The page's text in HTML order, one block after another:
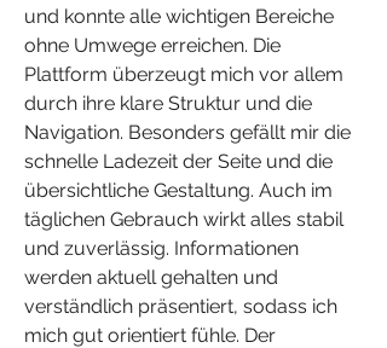
und konnte alle wichtigen Bereiche
ohne Umwege erreichen. Die
Plattform überzeugt mich vor allem
durch ihre klare Struktur und die
Navigation. Besonders gefällt mir die
schnelle Ladezeit der Seite und die
übersichtliche Gestaltung. Auch im
täglichen Gebrauch wirkt alles stabil
und zuverlässig. Informationen
werden aktuell gehalten und
verständlich präsentiert, sodass ich
mich gut orientiert fühle. Der